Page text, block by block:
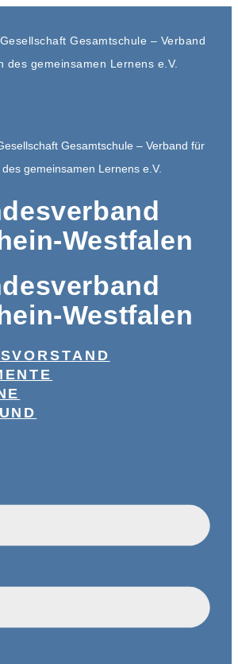
Gesamtschule – Verband
des gemeinsamen Lernens e.V.
Gesamtschule – Verband für
gemeinsamen Lernens e.V.
Westfalen
Westfalen